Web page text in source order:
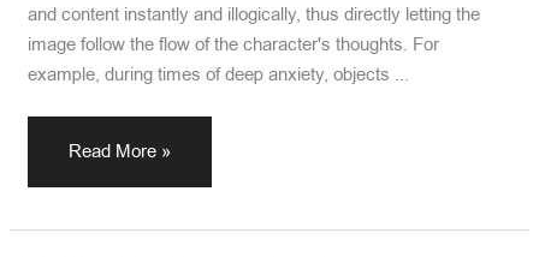
and content instantly and illogically, thus directly letting the
image follow the flow of the character's thoughts. For
example, during times of deep anxiety, objects ...
Read More »